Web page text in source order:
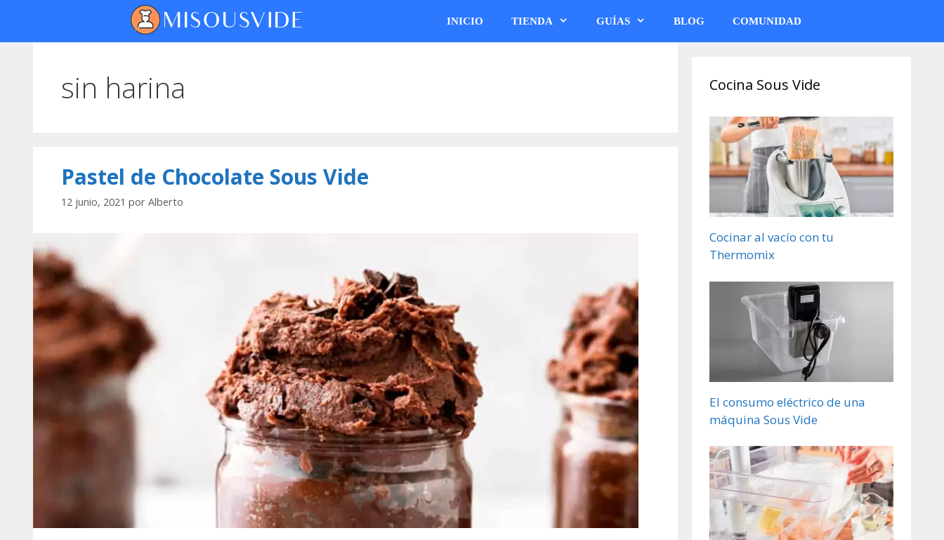
INICIO TIENDA GUÍAS BLOG COMUNIDAD
sin harina
Pastel de Chocolate Sous Vide
12 junio, 2021 por Alberto
Cocina Sous Vide
Cocinar al vacío con tu
Thermomix
El consumo eléctrico de una
máquina Sous Vide